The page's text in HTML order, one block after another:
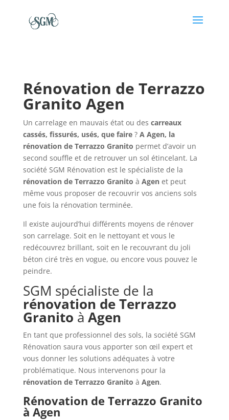
Rénovation de Terrazzo
Granito Agen
Un carrelage en mauvais état ou des carreaux
cassés, fissurés, usés, que faire? A Agen, la
rénovation de Terrazzo Granito permet d’avoir un
second souffle et de retrouver un sol étincelant. La
société SGM Rénovation est le spécialiste de la
rénovation de Terrazzo Granito à Agenet peut
même vous proposer de recouvrir vos anciens sols
une fois la rénovation terminée.
Il existe aujourd’hui différents moyens de rénover
son carrelage. Soit en le nettoyant et vous le
redécouvrez brillant, soit en le recouvrant du joli
béton ciré très en vogue, ou encore vous pouvez le
peindre.
SGM spécialiste de la
rénovation deTerrazzo
Granito à Agen
En tant que professionnel des sols, la société SGM
Rénovation saura vous apporter son œil expert et
vous donner les solutions adéquates à votre
problématique. Nous intervenons pour la
rénovation de Terrazzo Granito à Agen.
Rénovation de Terrazzo Granito
à Agen